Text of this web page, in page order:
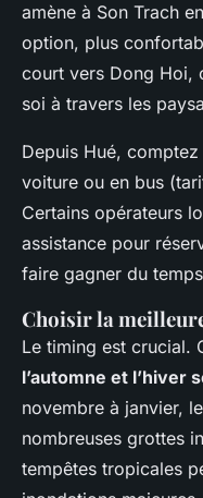
amène à Son Trach
option, plus
court vers Dong Hoi,
soi à travers les
Depuis Hué,
voiture ou en bus
Certains opérateurs
assistance pour
faire gagner du
Choisir la
Le timing est crucial.
l’automne et l’hiver
novembre à janvier,
nombreuses grottes
tempêtes tropicales